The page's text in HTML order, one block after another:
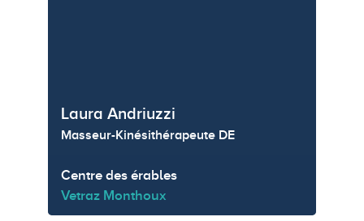
Laura Andriuzzi
Masseur-Kinésithérapeute DE
Centre des érables
Vetraz Monthoux